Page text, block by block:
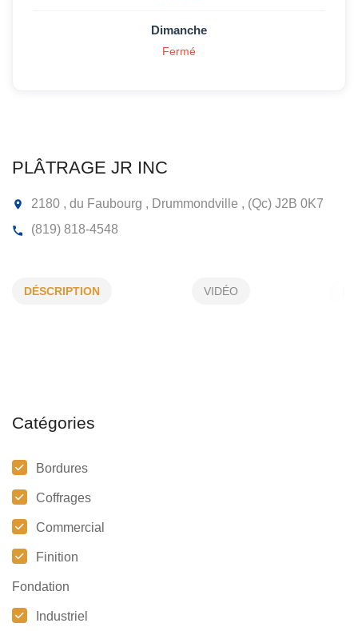
PLÂTRAGE JR INC
DÉSCRIPTION VIDÉO
Catégories
Bordures
Coffrages
Commercial
Finition
Fondation
Industriel
Dimanche
Fermé